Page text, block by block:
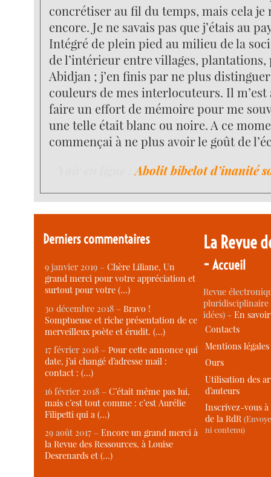
concrétiser au fil du temps, mais cela je
encore. Je ne savais pas que j’étais au
Intégré de plein pied au milieu de la
de l’intérieur entre villages, plantations,
Abidjan ; j’en finis par ne plus
couleurs de mes interlocuteurs. Il
faire un effort de mémoire pour me
une telle était blanc ou noire. A ce
commençai à ne plus avoir le goût de
Voir en ligne :Abolit bibelot d’inanité
Derniers commentaires
9 janvier 2019 –Chère Liliane, Un
grand merci pour votre appréciation et
surtout pour votre (…)
30 décembre 2018 –Bravo !
Somptueuse et riche présentation de ce
merveilleux poète et érudit. (…)
17 février 2018 –Pour cette annonce qui
date, j’ai changé d’adresse mail :
contact : (…)
16 février 2018 –C’était même pas lui,
mais c’est tout comme : c’est Aurélie
Filipetti qui a (…)
29 août 2017 –Encore un grand merci à
la Revue des Ressources, à Louise
Desrenards et (…)
La Revue
-Accueil
Revue
idées) -En
Contacts
Mentions légales
Ours
Utilisation des
d’auteurs
Inscrivez-vous
de la RdR
ni contenu)